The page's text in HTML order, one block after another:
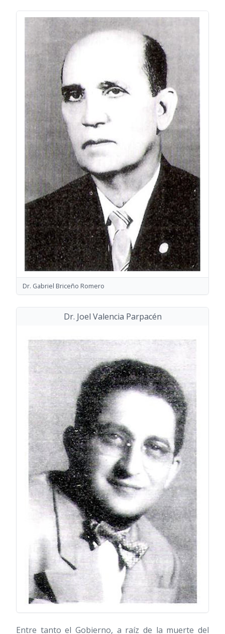
Dr. Gabriel Briceño Romero
Dr. Joel Valencia Parpacén
Entre tanto el Gobierno, a raíz de la muerte del